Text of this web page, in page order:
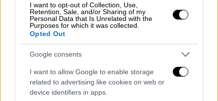
I want to opt-out of Collection, Use,
Retention, Sale, and/or Sharing of my
Personal Data that Is Unrelated with the
Purposes for which it was collected.
Opted Out
Google consents
I want to allow Google to enable storage
related to advertising like cookies on web or
device identifiers in apps.
View this post on Instagram